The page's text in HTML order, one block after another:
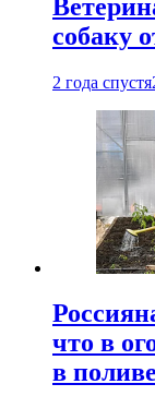
собаку
2 года спустя
что в
в поливе